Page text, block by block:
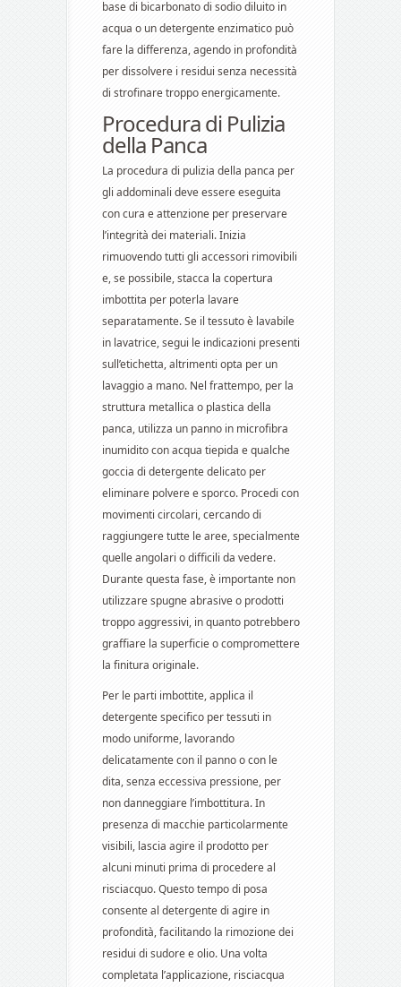
base di bicarbonato di sodio diluito in
acqua o un detergente enzimatico può
fare la differenza, agendo in profondità
per dissolvere i residui senza necessità
di strofinare troppo energicamente.
Procedura di Pulizia
della Panca
La procedura di pulizia della panca per
gli addominali deve essere eseguita
con cura e attenzione per preservare
l’integrità dei materiali. Inizia
rimuovendo tutti gli accessori rimovibili
e, se possibile, stacca la copertura
imbottita per poterla lavare
separatamente. Se il tessuto è lavabile
in lavatrice, segui le indicazioni presenti
sull’etichetta, altrimenti opta per un
lavaggio a mano. Nel frattempo, per la
struttura metallica o plastica della
panca, utilizza un panno in microfibra
inumidito con acqua tiepida e qualche
goccia di detergente delicato per
eliminare polvere e sporco. Procedi con
movimenti circolari, cercando di
raggiungere tutte le aree, specialmente
quelle angolari o difficili da vedere.
Durante questa fase, è importante non
utilizzare spugne abrasive o prodotti
troppo aggressivi, in quanto potrebbero
graffiare la superficie o compromettere
la finitura originale.
Per le parti imbottite, applica il
detergente specifico per tessuti in
modo uniforme, lavorando
delicatamente con il panno o con le
dita, senza eccessiva pressione, per
non danneggiare l’imbottitura. In
presenza di macchie particolarmente
visibili, lascia agire il prodotto per
alcuni minuti prima di procedere al
risciacquo. Questo tempo di posa
consente al detergente di agire in
profondità, facilitando la rimozione dei
residui di sudore e olio. Una volta
completata l’applicazione, risciacqua